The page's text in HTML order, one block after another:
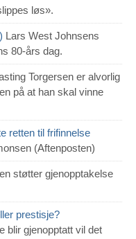
løs».
Lars West Johnsens
80-års dag.
Torgersen er alvorlig
på at han skal vinne
retten til frifinnelse
(Aftenposten)
støtter gjenopptakelse
prestisje?
blir gjenopptatt vil det